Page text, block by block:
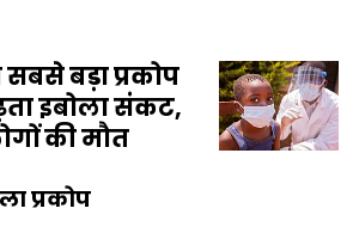
बड़ा प्रकोप
इबोला संकट,
की मौत
प्रकोप